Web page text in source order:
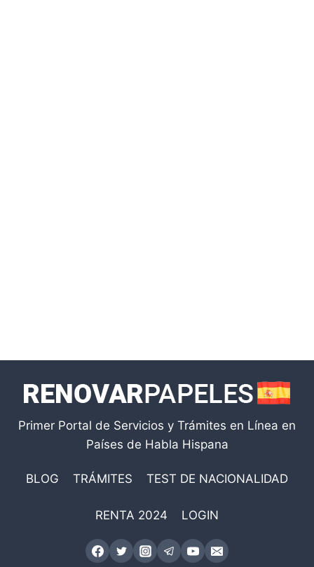
Primer Portal de Servicios y Trámites en Línea en
Países de Habla Hispana
BLOG TRÁMITES TEST DE NACIONALIDAD
RENTA 2024 LOGIN